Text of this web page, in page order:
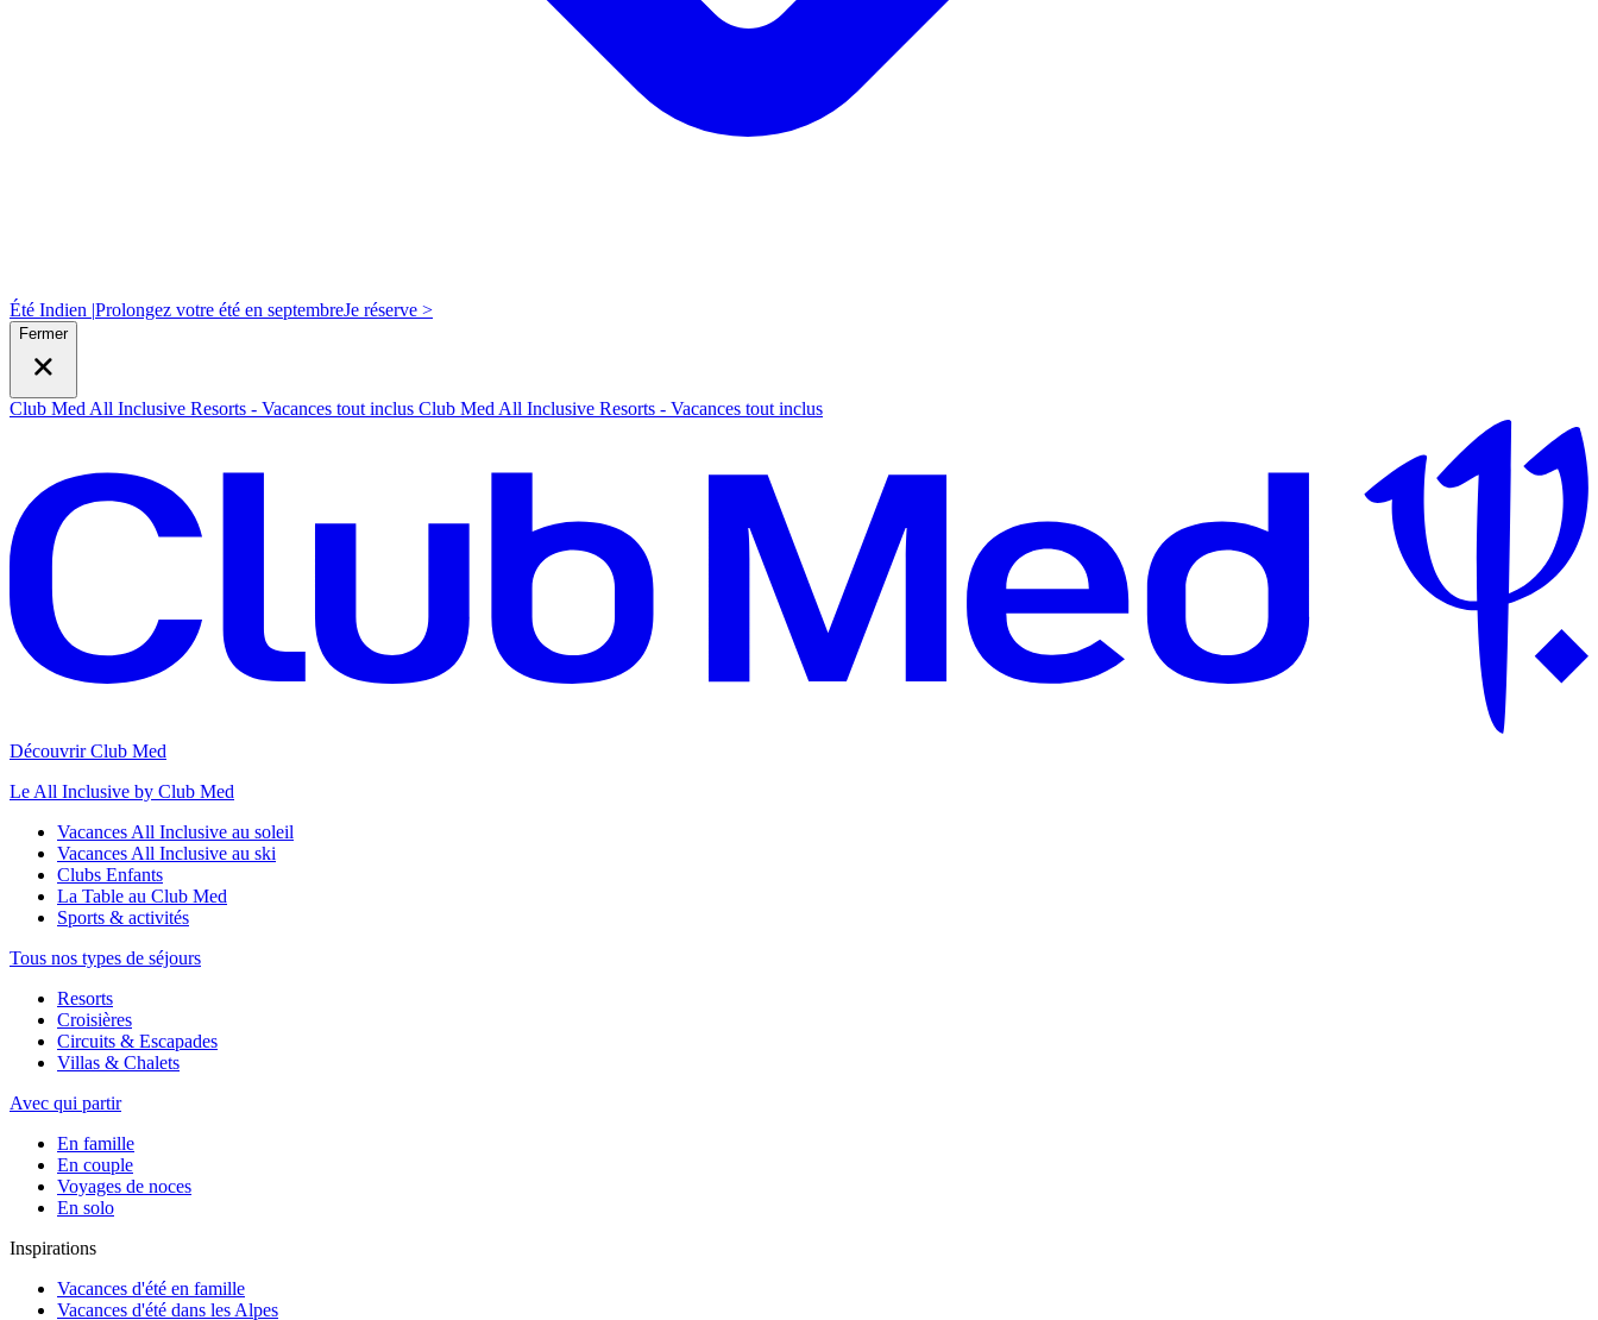
Été Indien |Prolongez votre été en septembreJe réserve >
Fermer
Club Med All Inclusive Resorts - Vacances tout inclus Club Med All Inclusive Resorts - Vacances tout inclus
Découvrir Club Med
Le All Inclusive by Club Med
Vacances All Inclusive au soleil
Vacances All Inclusive au ski
Clubs Enfants
La Table au Club Med
Sports & activités
Tous nos types de séjours
Resorts
Croisières
Circuits & Escapades
Villas & Chalets
Avec qui partir
En famille
En couple
Voyages de noces
En solo
Inspirations
Vacances d'été en famille
Vacances d'été dans les Alpes